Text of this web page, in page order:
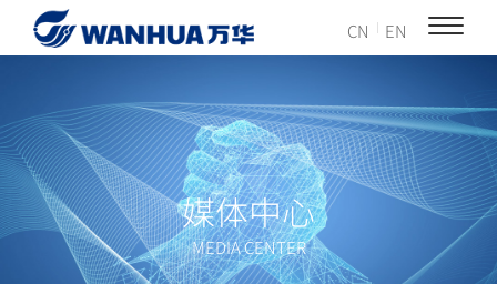
CN EN
媒体中心
MEDIA CENTER